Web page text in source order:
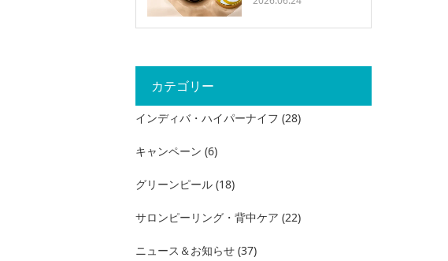
カテゴリー
インディバ・ハイパーナイフ (28)
キャンペーン (6)
グリーンピール (18)
サロンピーリング・背中ケア (22)
ニュース＆お知らせ (37)